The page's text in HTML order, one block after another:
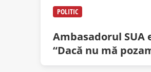
POLITIC
Ambasadorul SUA
“Dacă nu mă
secuiesc, nu-mi